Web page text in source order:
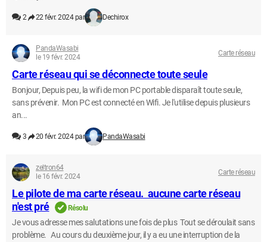
2 22 févr. 2024 par Dechirox
PandaWasabi
le 19 févr. 2024
Carte réseau
Carte réseau qui se déconnecte toute seule
Bonjour, Depuis peu, la wifi de mon PC portable disparaît toute seule,
sans prévenir. Mon PC est connecté en Wifi. Je l'utilise depuis plusieurs
an...
3 20 févr. 2024 par PandaWasabi
zeltron64
le 16 févr. 2024
Carte réseau
Le pilote de ma carte réseau. aucune carte réseau
n'est pré
Résolu
Je vous adresse mes salutations une fois de plus Tout se déroulait sans
problème. Au cours du deuxième jour, il y a eu une interruption de la